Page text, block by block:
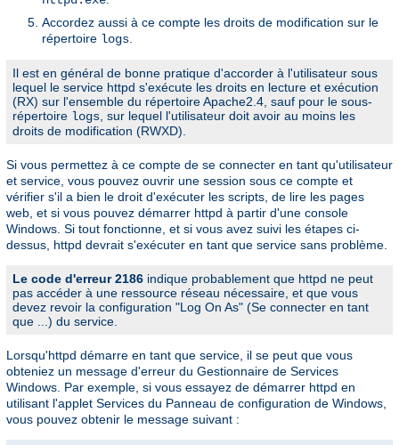
Accordez aussi à ce compte les droits de modification sur le
répertoire logs
Il est en général de bonne pratique d'accorder à l'utilisateur sous
lequel le service httpd s'exécute les droits en lecture et exécution
(RX) sur l'ensemble du répertoire Apache2.4, sauf pour le sous-
répertoire logs , sur lequel l'utilisateur doit avoir au moins les
droits de modification (RWXD).
Si vous permettez à ce compte de se connecter en tant qu'utilisateur
et service, vous pouvez ouvrir une session sous ce compte et
vérifier s'il a bien le droit d'exécuter les scripts, de lire les pages
web, et si vous pouvez démarrer httpd à partir d'une console
Windows. Si tout fonctionne, et si vous avez suivi les étapes ci-
dessus, httpd devrait s'exécuter en tant que service sans problème.
Le code d'erreur 2186 indique probablement que httpd ne peut
pas accéder à une ressource réseau nécessaire, et que vous
devez revoir la configuration "Log On As" (Se connecter en tant
que ...) du service.
Lorsqu'httpd démarre en tant que service, il se peut que vous
obteniez un message d'erreur du Gestionnaire de Services
Windows. Par exemple, si vous essayez de démarrer httpd en
utilisant l'applet Services du Panneau de configuration de Windows,
vous pouvez obtenir le message suivant :